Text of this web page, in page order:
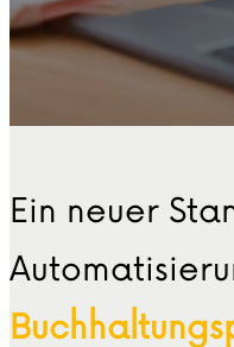
Ein neuer